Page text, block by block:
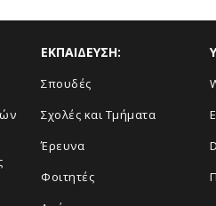
ΕΚΠΑΙΔΕΥΣΗ:
Σπουδές
Σχολές και Τμήματα
Έρευνα
Φοιτητές